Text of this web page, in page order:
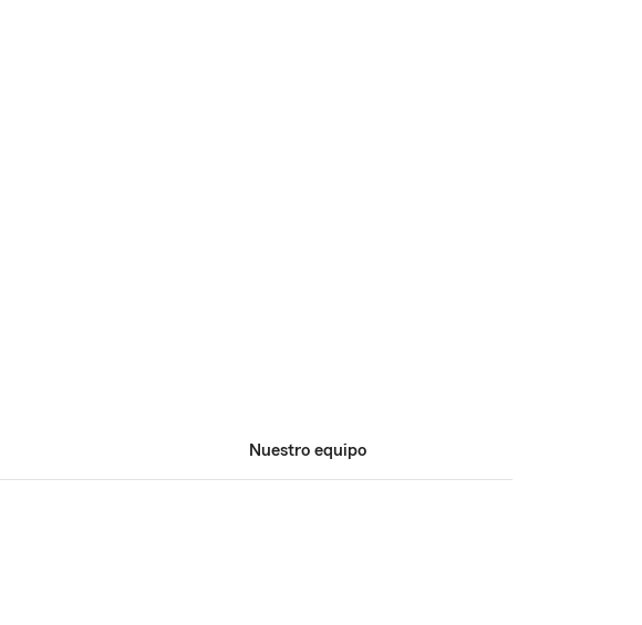
Nuestro equipo